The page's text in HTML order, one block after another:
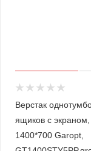
Верстак
ящиков с
1400*700 Garopt,